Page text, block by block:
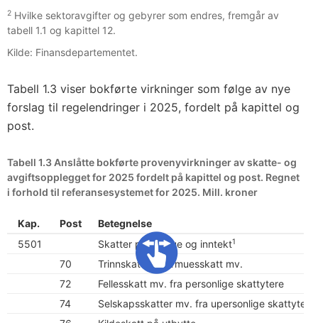
2 Hvilke sektoravgifter og gebyrer som endres, fremgår av
tabell 1.1 og kapittel 12.
Kilde: Finansdepartementet.
Tabell 1.3 viser bokførte virkninger som følge av nye
forslag til regelendringer i 2025, fordelt på kapittel og
post.
Tabell 1.3 Anslåtte bokførte provenyvirkninger av skatte- og
avgiftsopplegget for 2025 fordelt på kapittel og post. Regnet
i forhold til referansesystemet for 2025. Mill. kroner
Kap. Post
Betegnelse
5501
Skatter på formue og inntekt1
70
Trinnskatt og formuesskatt mv.
72
Fellesskatt mv. fra personlige skattytere
74
Selskapsskatter mv. fra upersonlige